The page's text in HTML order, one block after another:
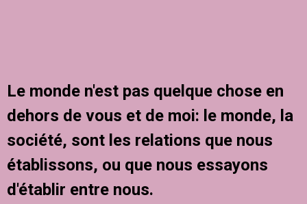
Le monde n'est pas quelque chose en
dehors de vous et de moi: le monde, la
société, sont les relations que nous
établissons, ou que nous essayons
d'établir entre nous.